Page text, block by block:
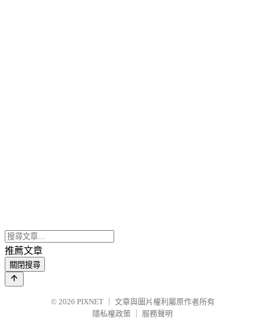
推薦文章
關閉搜尋
© 2026 PIXNET
文章與圖片權利屬原作者所有
隱私權政策
服務聲明